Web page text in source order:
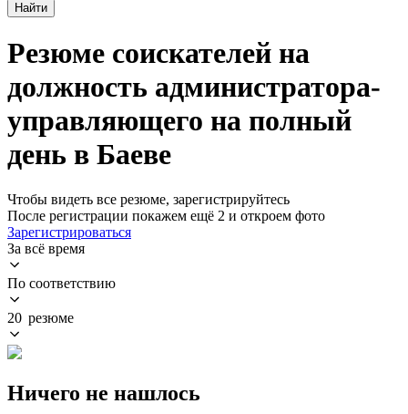
Найти
Резюме соискателей на
должность администратора-
управляющего на полный
день в Баеве
Чтобы видеть все резюме, зарегистрируйтесь
После регистрации покажем ещё 2 и откроем фото
Зарегистрироваться
За всё время
По соответствию
20 резюме
Ничего не нашлось